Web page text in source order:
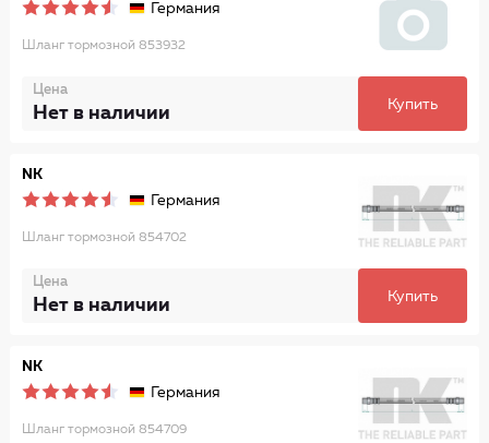
Германия
Шланг тормозной 853932
Цена
Нет в наличии Купить
NK
Германия
Шланг тормозной 854702
Цена
Нет в наличии Купить
NK
Германия
Шланг тормозной 854709